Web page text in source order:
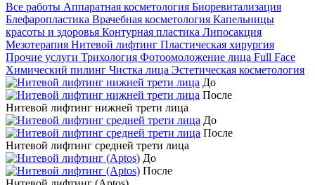
Все работы Аппаратная косметология Биоревитализация
Блефаропластика Врачебная косметология Капельницы
красоты и здоровья Контурная пластика Липосакция
Мезотерапия Нитевой лифтинг Пластическая хирургия
Прочие услуги Трихология Фотоомоложение лица Full Face
Химический пилинг Чистка лица Эстетическая косметология
До
После
Нитевой лифтинг нижней трети лица
До
После
Нитевой лифтинг средней трети лица
До
После